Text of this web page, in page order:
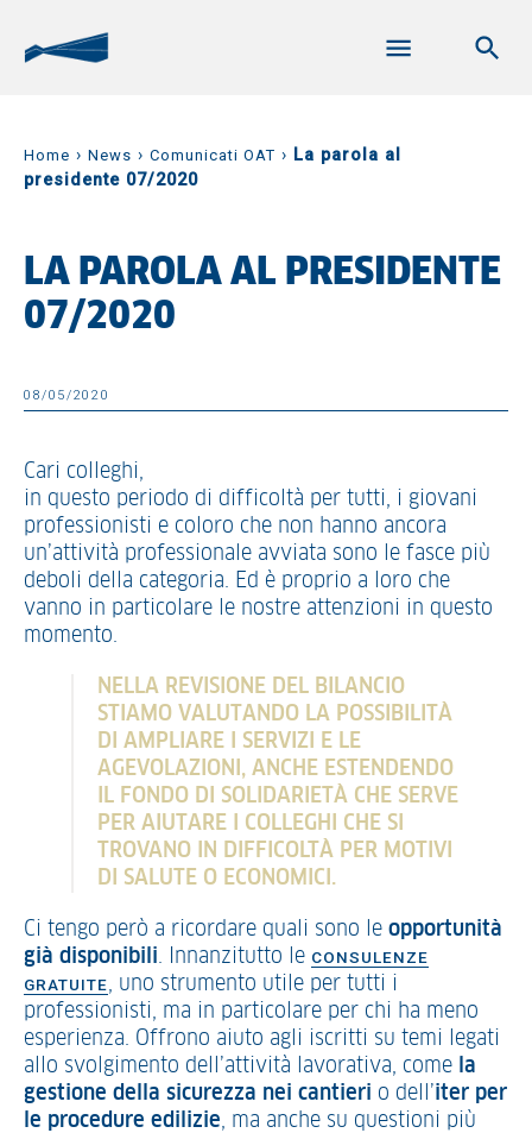
Home › News › Comunicati OAT › La parola al
presidente 07/2020
LA PAROLA AL PRESIDENTE
07/2020
08/05/2020
Cari colleghi,
in questo periodo di difficoltà per tutti, i giovani
professionisti e coloro che non hanno ancora
un’attività professionale avviata sono le fasce più
deboli della categoria. Ed è proprio a loro che
vanno in particolare le nostre attenzioni in questo
momento.
NELLA REVISIONE DEL BILANCIO
STIAMO VALUTANDO LA POSSIBILITÀ
DI AMPLIARE I SERVIZI E LE
AGEVOLAZIONI, ANCHE ESTENDENDO
IL FONDO DI SOLIDARIETÀ CHE SERVE
PER AIUTARE I COLLEGHI CHE SI
TROVANO IN DIFFICOLTÀ PER MOTIVI
DI SALUTE O ECONOMICI.
Ci tengo però a ricordare quali sono le opportunità
già disponibili. Innanzitutto le CONSULENZE
GRATUITE, uno strumento utile per tutti i
professionisti, ma in particolare per chi ha meno
esperienza. Offrono aiuto agli iscritti su temi legati
allo svolgimento dell’attività lavorativa, come la
gestione della sicurezza nei cantieri o dell’iter per
le procedure edilizie, ma anche su questioni più